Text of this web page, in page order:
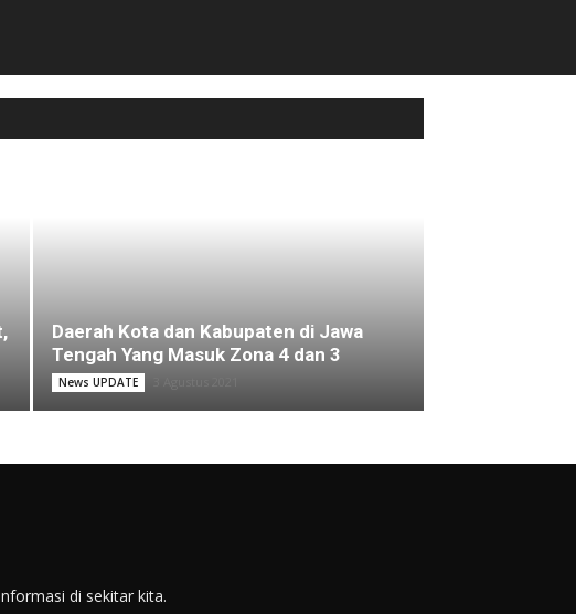
Daerah Kota dan Kabupaten di Jawa
Tengah Yang Masuk Zona 4 dan 3
News UPDATE
di sekitar kita.